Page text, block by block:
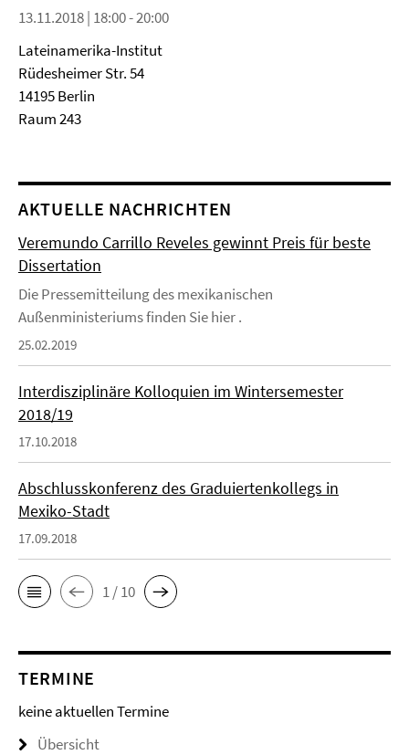
13.11.2018 | 18:00 - 20:00
Lateinamerika-Institut
Rüdesheimer Str. 54
14195 Berlin
Raum 243
AKTUELLE NACHRICHTEN
Veremundo Carrillo Reveles gewinnt Preis für beste
Dissertation
Die Pressemitteilung des mexikanischen
Außenministeriums finden Sie hier .
25.02.2019
Interdisziplinäre Kolloquien im Wintersemester
2018/19
17.10.2018
Abschlusskonferenz des Graduiertenkollegs in
Mexiko-Stadt
17.09.2018
1 / 10
TERMINE
keine aktuellen Termine
Übersicht